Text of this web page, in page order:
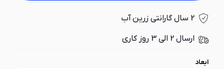
2 سال گارانتی زرین آب
ارسال 2 الی 3 روز کاری
ابعاد